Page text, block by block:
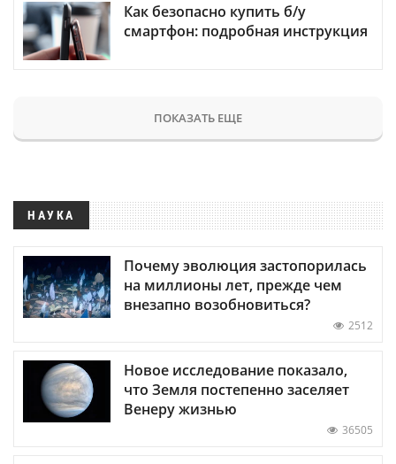
Как безопасно купить б/у
смартфон: подробная инструкция
ПОКАЗАТЬ ЕЩЕ
НАУКА
Почему эволюция застопорилась
на миллионы лет, прежде чем
внезапно возобновиться?
2512
Новое исследование показало,
что Земля постепенно заселяет
Венеру жизнью
36505